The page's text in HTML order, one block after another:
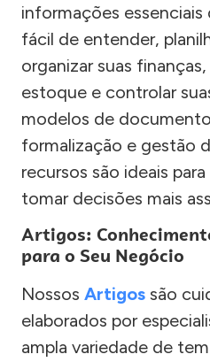
informações essenciais
fácil de entender,
organizar suas
estoque e controlar
modelos de
formalização e gestão
recursos são ideais
tomar decisões mais
Artigos:
para o Seu Negócio
Nossos Artigos são
elaborados por
ampla variedade de